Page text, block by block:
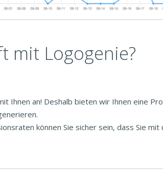
mit Logogenie?
Ihnen an! Deshalb bieten wir Ihnen eine
können Sie sicher sein, dass Sie mit